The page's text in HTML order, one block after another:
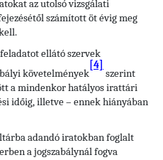
az utolsó vizsgálati
számított öt évig meg
ellátó szervek
követelmények
[4]
szerint
a mindenkor hatályos irattári
időig, illetve – ennek hiányában
adandó iratokban foglalt
a jogszabálynál fogva